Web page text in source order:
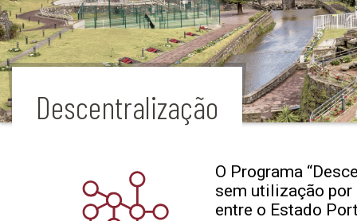
Descentralização
O Programa
sem utilização por
entre o Estado